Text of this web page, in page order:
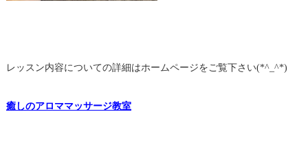
レッスン内容についての詳細はホームページをご覧下さい(*^_^*)
癒しのアロママッサージ教室